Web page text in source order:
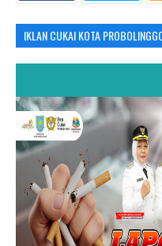
IKLAN CUKAI KOTA